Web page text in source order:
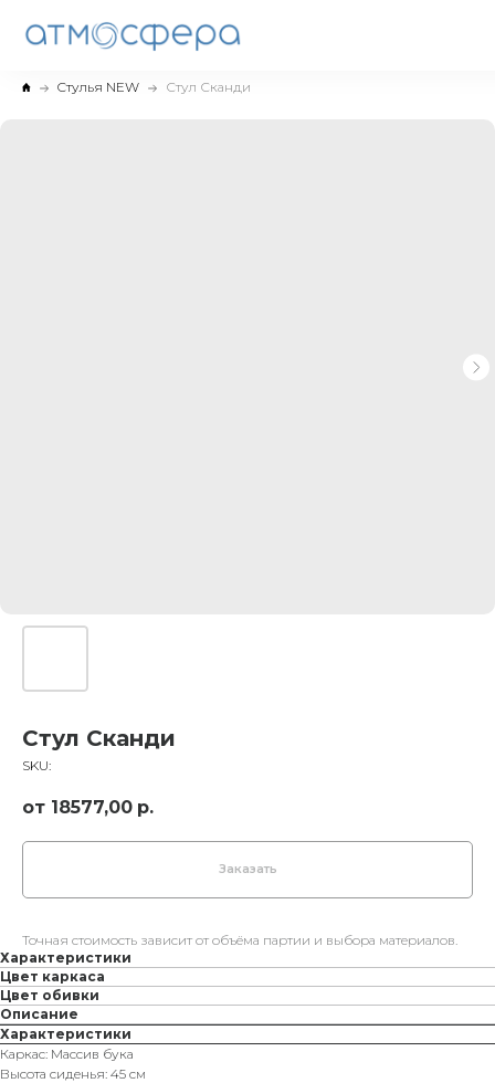
Cтулья NEW Стул Сканди
Стул Сканди
SKU:
18577,00 р.
Заказать
Точная стоимость зависит от объёма партии и выбора материалов.
Характеристики
Цвет каркаса
Цвет обивки
Описание
Характеристики
Каркас: Массив бука
Высота сиденья: 45 см